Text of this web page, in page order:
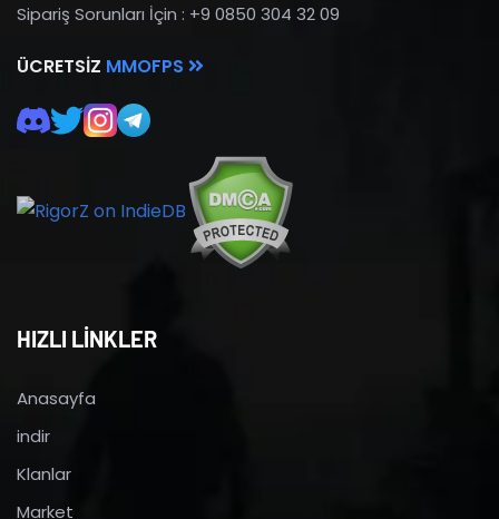
Sipariş Sorunları İçin : +9 0850 304 32 09
ÜCRETSIZ MMOFPS
HIZLI LİNKLER
Anasayfa
indir
Klanlar
Market